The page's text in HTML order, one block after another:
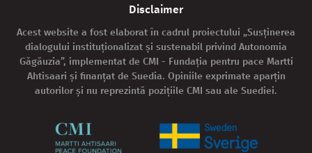
Disclaimer
Acest website a fost elaborat în cadrul proiectului „Susținerea
dialogului instituționalizat și sustenabil privind Autonomia
Găgăuzia”, implementat de CMI - Fundația pentru pace Martti
Ahtisaari și finanțat de Suedia. Opiniile exprimate aparțin
autorilor și nu reprezintă pozițiile CMI sau ale Suediei.